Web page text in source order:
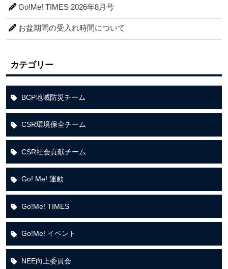
Go!Me! TIMES 2026年8月号
お盆期間の受入れ時間について
カテゴリー
BCP地域防災チーム
CSR環境保全チーム
CSR社会貢献チーム
Go! Me! 運動
Go!Me! TIMES
Go!Me! イベント
NEE向上委員会